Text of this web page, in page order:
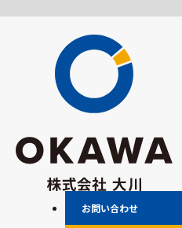
お問い合わせ